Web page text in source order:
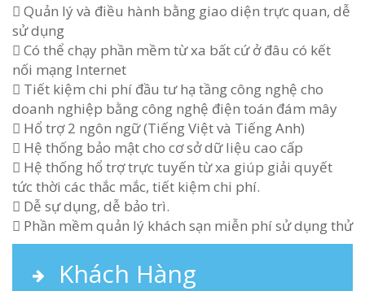
 Quản lý và điều hành bằng giao diện trực quan, dễ
sử dụng
 Có thể chạy phần mềm từ xa bất cứ ở đâu có kết
nối mạng Internet
 Tiết kiệm chi phí đầu tư hạ tầng công nghệ cho
doanh nghiệp bằng công nghệ điện toán đám mây
 Hổ trợ 2 ngôn ngữ (Tiếng Việt và Tiếng Anh)
 Hệ thống bảo mật cho cơ sở dữ liệu cao cấp
 Hệ thống hổ trợ trực tuyến từ xa giúp giải quyết
tức thời các thắc mắc, tiết kiệm chi phí.
 Dễ sự dụng, dễ bảo trì.
 Phần mềm quản lý khách sạn miễn phí sử dụng thử
Khách Hàng